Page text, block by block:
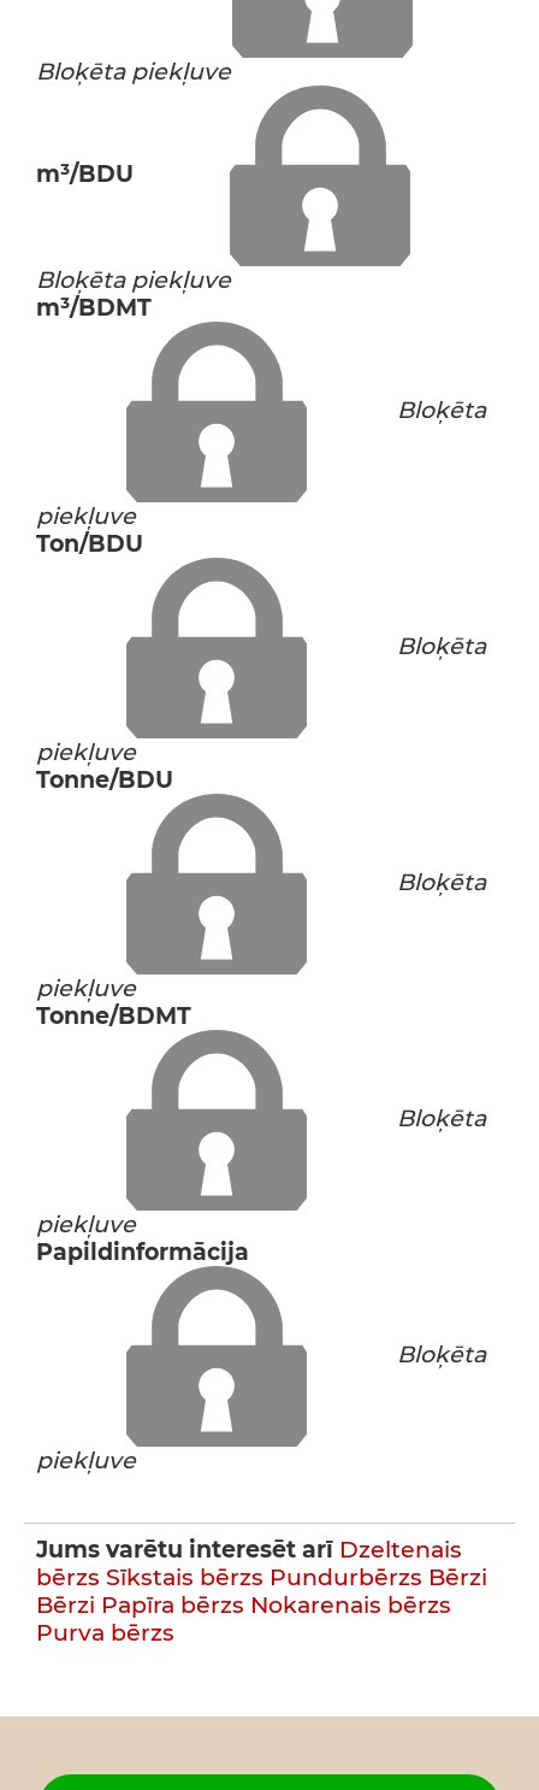
Bloķēta piekļuve
m³/BDU
Bloķēta piekļuve
m³/BDMT
Bloķēta
piekļuve
Ton/BDU
Bloķēta
piekļuve
Tonne/BDU
Bloķēta
piekļuve
Tonne/BDMT
Bloķēta
piekļuve
Papildinformācija
Bloķēta
piekļuve
Jums varētu interesēt arī Dzeltenais
bērzs Sīkstais bērzs Pundurbērzs Bērzi
Bērzi Papīra bērzs Nokarenais bērzs
Purva bērzs